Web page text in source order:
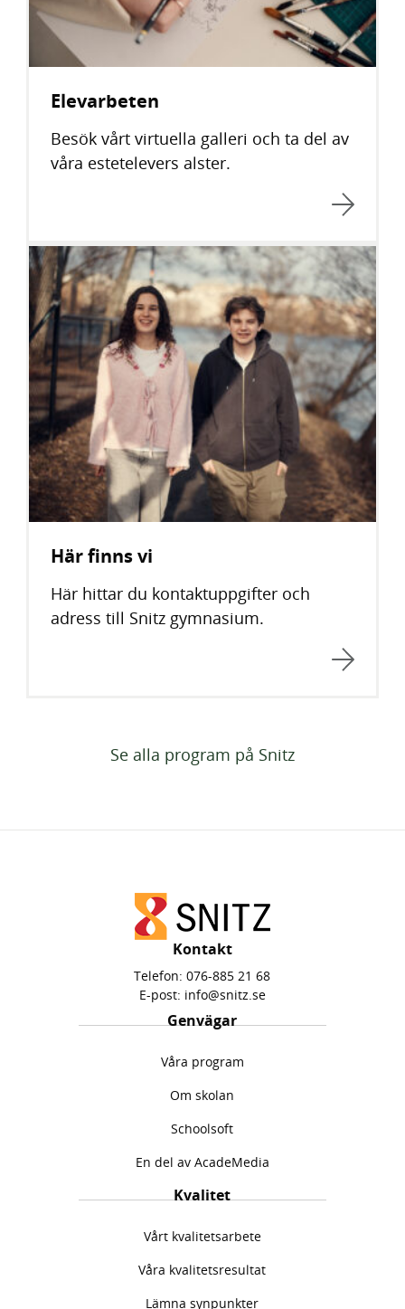
Elevarbeten
Besök vårt virtuella galleri och ta del av
våra estetelevers alster.
Här finns vi
Här hittar du kontaktuppgifter och
adress till Snitz gymnasium.
Se alla program på Snitz
Kontakt
Telefon:076-885 21 68
E-post: info@snitz.se
Genvägar
Våra program
Om skolan
Schoolsoft
En del av AcadeMedia
Kvalitet
Vårt kvalitetsarbete
Våra kvalitetsresultat
Lämna synpunkter